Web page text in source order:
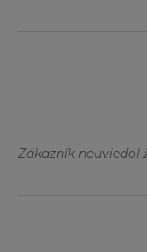
Zákazník neuviedol